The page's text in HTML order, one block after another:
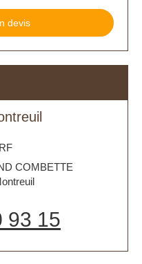
devis
COMBETTE
93 15